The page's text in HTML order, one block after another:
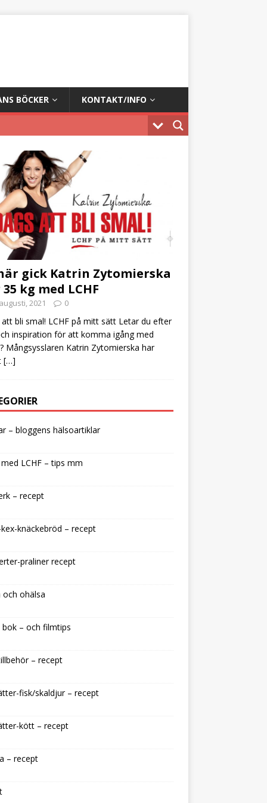
BÖCKER KONTAKT/INFO
gick Katrin Zytomierska
kg med LCHF
2021 0
att bli smal! LCHF på mitt sätt Letar du efter
inspiration för att komma igång med
Mångsysslaren Katrin Zytomierska har
[…]
– bloggens hälsoartiklar
LCHF – tips mm
– recept
knäckebröd – recept
praliner recept
och ohälsa
bok – och filmtips
– recept
fisk/skaldjur – recept
kött – recept
– recept